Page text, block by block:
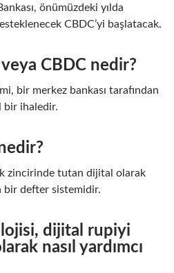
önümüzdeki yılda
CBDC’yi başlatacak.
CBDC nedir?
bir merkez bankası tarafından
bir ihaledir.
zincirinde tutan dijital olarak
bir defter sistemidir.
dijital rupiyi
nasıl yardımcı